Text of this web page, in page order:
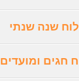
לוח שנה שנתי
חגים ומועדים